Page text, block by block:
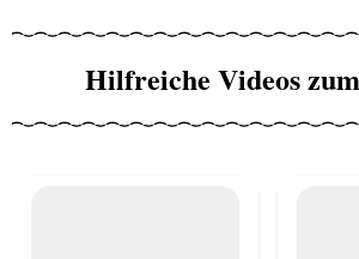
Hilfreiche Videos